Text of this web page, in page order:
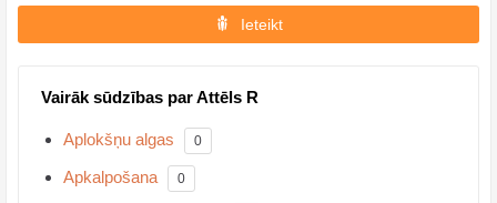
Ieteikt
Vairāk sūdzības par Attēls R
Aplokšņu algas 0
Apkalpošana 0